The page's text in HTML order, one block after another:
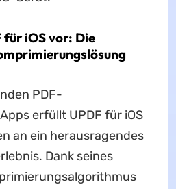
iOS vor: Die
PDF-
erfüllt UPDF für iOS
an ein herausragendes
Dank seines